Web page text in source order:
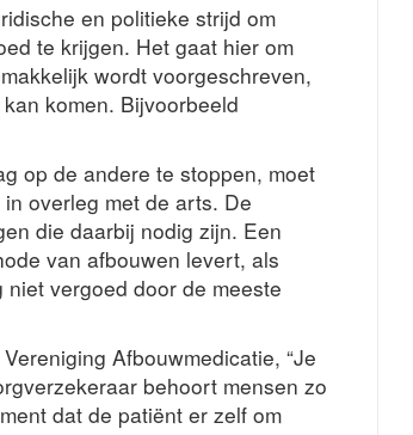
en politieke strijd om
te krijgen. Het gaat hier om
wordt voorgeschreven,
komen. Bijvoorbeeld
op de andere te stoppen, moet
overleg met de arts. De
die daarbij nodig zijn. Een
van afbouwen levert, als
vergoed door de meeste
Afbouwmedicatie, “Je
behoort mensen zo
dat de patiënt er zelf om